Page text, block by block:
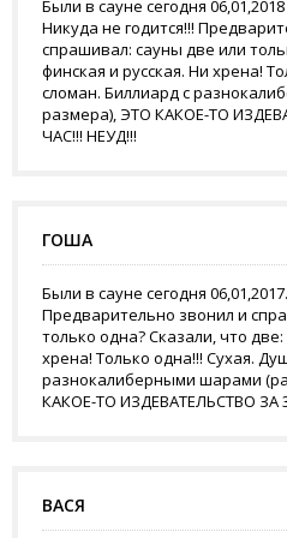
Были в сауне сегодня
Никуда не годится!!!
спрашивал: сауны две или
финская и русская. Ни хрена!
сломан. Биллиард с
размера), ЭТО КАКОЕ-ТО
ЧАС!!! НЕУД!!!
ГОША
Были в сауне сегодня
Предварительно звонил и
только одна? Сказали, что
хрена! Только одна!!! Сухая.
разнокалиберными шарами
КАКОЕ-ТО ИЗДЕВАТЕЛЬСТВО ЗА
ВАСЯ